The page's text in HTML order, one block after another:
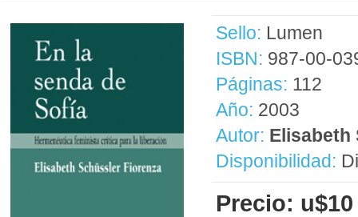
Sello: Lumen
ISBN: 987-00-
Páginas: 112
Año: 2003
Autor: Elisabeth
Disponibilidad:
Precio: u$10